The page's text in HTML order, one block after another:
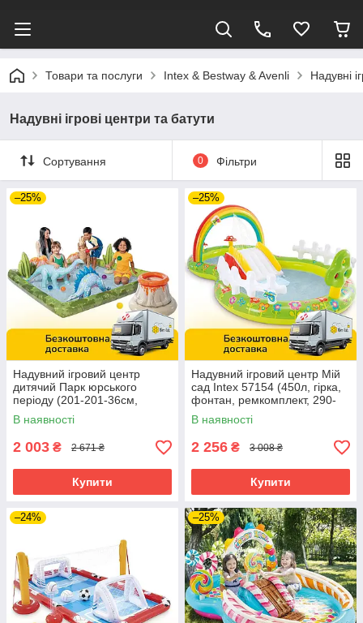
Товари та послуги Intex & Bestway & Avenli Надувні
Надувні ігрові центри та батути
Сортування 0 Фільтри
–25%
Надувний ігровий центр
дитячий Парк юрського
періоду (201-201-36см,
басейн 410л) Intex 56132
В наявності
2 003 ₴ 2 671 ₴
Купити
–25%
Надувний ігровий центр Мій
сад Intex 57154 (450л, гірка,
фонтан, ремкомплект, 290-
180-104см)
В наявності
2 256 ₴ 3 008 ₴
Купити
–24% –25%